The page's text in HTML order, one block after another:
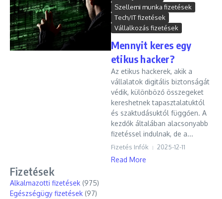
Szellemi munka fizetések
Tech/IT fizetések
Vállalkozás fizetések
Mennyit keres egy
etikus hacker?
Az etikus hackerek, akik a
vállalatok digitális biztonságát
védik, különböző összegeket
kereshetnek tapasztalatuktól
és szaktudásuktól függően. A
kezdők általában alacsonyabb
fizetéssel indulnak, de a...
Fizetés Infók 2025-12-11
Read More
Fizetések
Alkalmazotti fizetések (975)
Egészségügy fizetések (97)